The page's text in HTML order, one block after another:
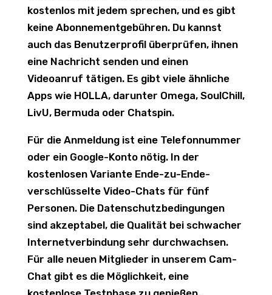
kostenlos mit jedem sprechen, und es gibt
keine Abonnementgebühren. Du kannst
auch das Benutzerprofil überprüfen, ihnen
eine Nachricht senden und einen
Videoanruf tätigen. Es gibt viele ähnliche
Apps wie HOLLA, darunter Omega, SoulChill,
LivU, Bermuda oder Chatspin.
Für die Anmeldung ist eine Telefonnummer
oder ein Google-Konto nötig. In der
kostenlosen Variante Ende-zu-Ende-
verschlüsselte Video-Chats für fünf
Personen. Die Datenschutzbedingungen
sind akzeptabel, die Qualität bei schwacher
Internetverbindung sehr durchwachsen.
Für alle neuen Mitglieder in unserem Cam-
Chat gibt es die Möglichkeit, eine